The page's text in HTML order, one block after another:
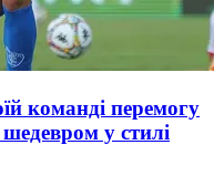
команді перемогу
шедевром у стилі